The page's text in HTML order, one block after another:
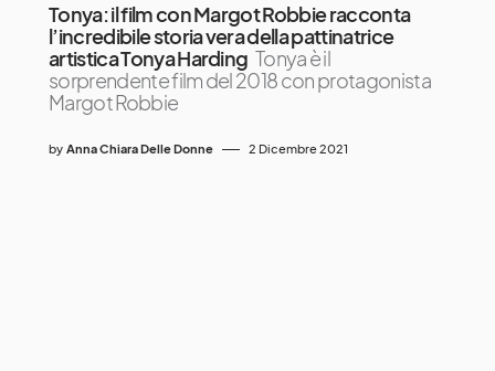
Tonya: il film con Margot Robbie racconta
l’incredibile storia vera della pattinatrice
artistica Tonya Harding Tonya è il
sorprendente film del 2018 con protagonista
Margot Robbie
by Anna Chiara Delle Donne 2 Dicembre 2021